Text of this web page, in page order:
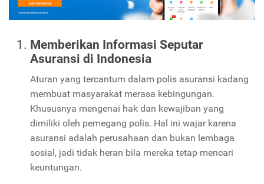
Memberikan Informasi Seputar
Asuransi di Indonesia
Aturan yang tercantum dalam polis asuransi kadang
membuat masyarakat merasa kebingungan.
Khususnya mengenai hak dan kewajiban yang
dimiliki oleh pemegang polis. Hal ini wajar karena
asuransi adalah perusahaan dan bukan lembaga
sosial, jadi tidak heran bila mereka tetap mencari
keuntungan.